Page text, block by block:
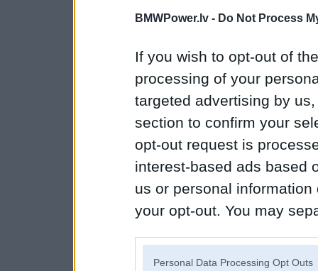
BMWPower.lv - Do Not Process
If you wish to opt-out of
processing of your
targeted advertising by
section to confirm your
opt-out request is
interest-based ads based
us or personal
your opt-out. You may
Personal Data Processing Opt Outs